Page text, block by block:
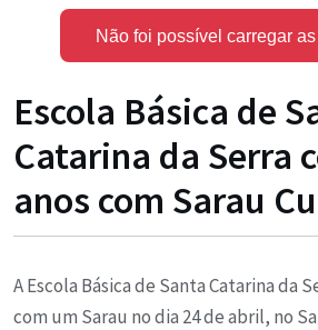
Escola Básica de
Catarina da Serra
anos com Sarau
A Escola Básica de Santa Catarina da
com um Sarau no dia 24 de abril, no
Não foi possível carregar